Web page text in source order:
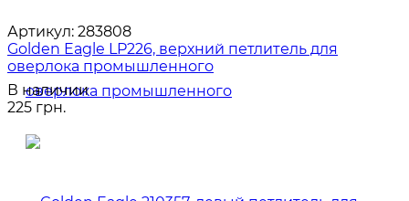
Артикул: 283808
Golden Eagle LP226, верхний петлитель для
оверлока промышленного
В наличии
225 грн.